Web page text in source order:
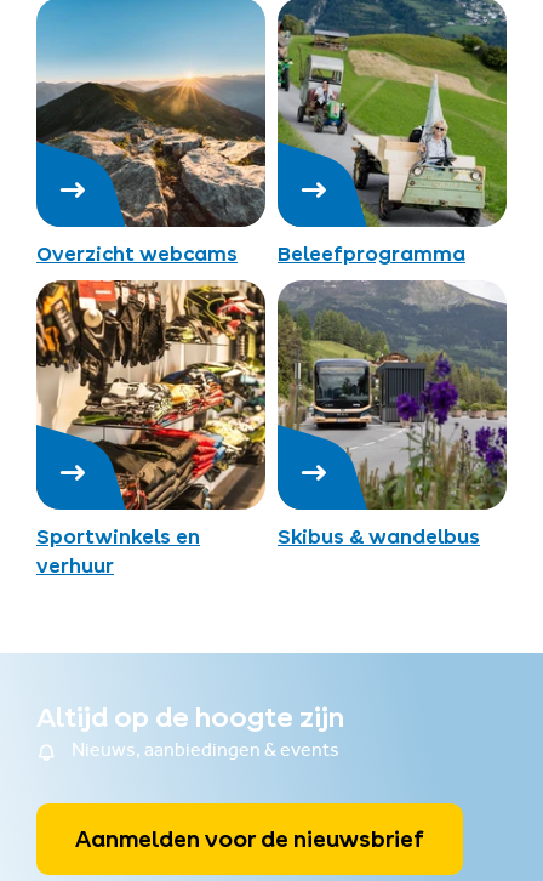
Overzicht webcams Beleefprogramma
Sportwinkels en
verhuur
Skibus & wandelbus
Altijd op de hoogte zijn
Nieuws, aanbiedingen & events
Aanmelden voor de nieuwsbrief